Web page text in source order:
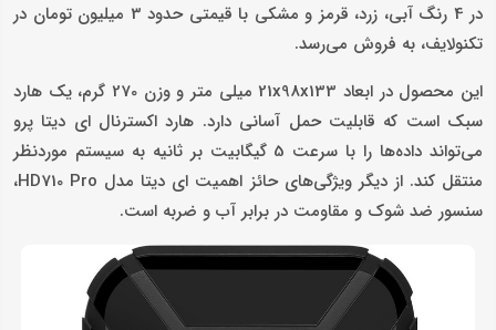
در 4 رنگ آبی، زرد، قرمز و مشکی با قیمتی حدود 3 میلیون تومان در
تکنولایف، به فروش می‌رسد.
این محصول در ابعاد 21x98x133 میلی‌ متر و وزن 270 گرم، یک هارد
سبک است که قابلیت حمل آسانی دارد. هارد اکسترنال ای دیتا پرو
می‌تواند داده‌ها را با سرعت 5 گیگابیت بر ثانیه به سیستم موردنظر
منتقل کند. از دیگر ویژگی‌های حائز اهمیت ای دیتا مدل HD710 Pro،
سنسور ضد شوک و مقاومت در برابر آب و ضربه است.